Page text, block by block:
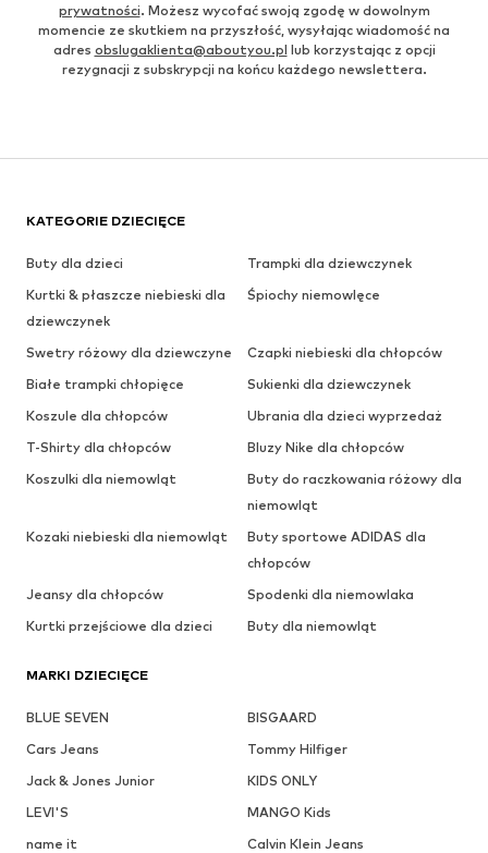
prywatności. Możesz wycofać swoją zgodę w dowolnym
momencie ze skutkiem na przyszłość, wysyłając wiadomość na
adres obslugaklienta@aboutyou.pl lub korzystając z opcji
rezygnacji z subskrypcji na końcu każdego newslettera.
KATEGORIE DZIECIĘCE
Buty dla dzieci
Trampki dla dziewczynek
Kurtki & płaszcze niebieski dla
dziewczynek
Śpiochy niemowlęce
Swetry różowy dla dziewczyne
Czapki niebieski dla chłopców
Białe trampki chłopięce
Sukienki dla dziewczynek
Koszule dla chłopców
Ubrania dla dzieci wyprzedaż
T-Shirty dla chłopców
Bluzy Nike dla chłopców
Koszulki dla niemowląt
Buty do raczkowania różowy dla
niemowląt
Kozaki niebieski dla niemowląt
Buty sportowe ADIDAS dla
chłopców
Jeansy dla chłopców
Spodenki dla niemowlaka
Kurtki przejściowe dla dzieci
Buty dla niemowląt
MARKI DZIECIĘCE
BLUE SEVEN
BISGAARD
Cars Jeans
Tommy Hilfiger
Jack & Jones Junior
KIDS ONLY
LEVI'S
MANGO Kids
name it
Calvin Klein Jeans